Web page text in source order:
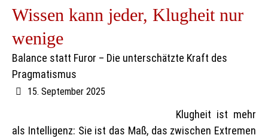
Wissen kann jeder, Klugheit nur
wenige
Balance statt Furor – Die unterschätzte Kraft des
Pragmatismus
15. September 2025
Klugheit ist mehr
als Intelligenz: Sie ist das Maß, das zwischen Extremen